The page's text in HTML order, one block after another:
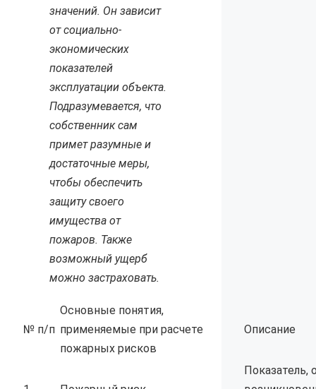
значений. Он зависит
от социально-
экономических
показателей
эксплуатации объекта.
Подразумевается, что
собственник сам
примет разумные и
достаточные меры,
чтобы обеспечить
защиту своего
имущества от
пожаров. Также
возможный ущерб
можно застраховать.
№ п/п
Основные понятия,
применяемые при расчете
пожарных рисков
Описание
Показатель,